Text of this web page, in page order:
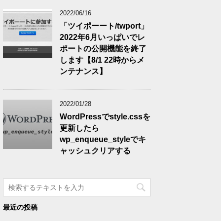
2022/06/16
「ツイポーート/twport」
2022年6月いっぱいでレ
ポートの公開機能を終了
します【8/1 22時からメ
ンテナンス】
2022/01/28
WordPressでstyle.cssを
更新したら
wp_enqueue_styleでキ
ャッシュクリアする
最近の投稿